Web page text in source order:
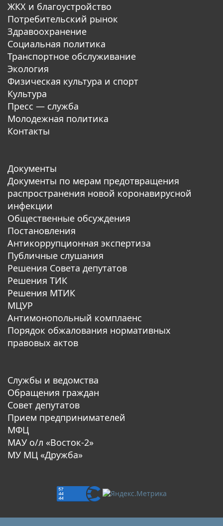
ЖКХ и благоустройство
Потребительский рынок
Здравоохранение
Социальная политика
Транспортное обслуживание
Экология
Физическая культура и спорт
Культура
Пресс — служба
Молодежная политика
Контакты
Документы
Документы по мерам предотвращения
распространения новой коронавирусной
инфекции
Общественные обсуждения
Постановления
Антикоррупционная экспертиза
Публичные слушания
Решения Совета депутатов
Решения ТИК
Решения МТИК
МЦУР
Антимонопольный комплаенс
Порядок обжалования нормативных
правовых актов
Службы и ведомства
Обращения граждан
Совет депутатов
Прием предпринимателей
МФЦ
МАУ о/л «Восток-2»
МУ МЦ «Дружба»